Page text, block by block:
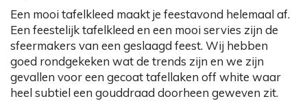
Een mooi tafelkleed maakt je feestavond helemaal af.
Een feestelijk tafelkleed en een mooi servies zijn de
sfeermakers van een geslaagd feest. Wij hebben
goed rondgekeken wat de trends zijn en we zijn
gevallen voor een gecoat tafellaken off white waar
heel subtiel een gouddraad doorheen geweven zit.